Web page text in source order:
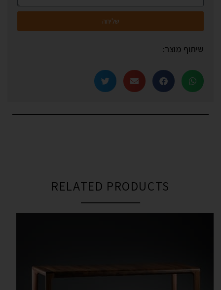
שליחה
שיתוף מוצר:
RELATED PRODUCTS